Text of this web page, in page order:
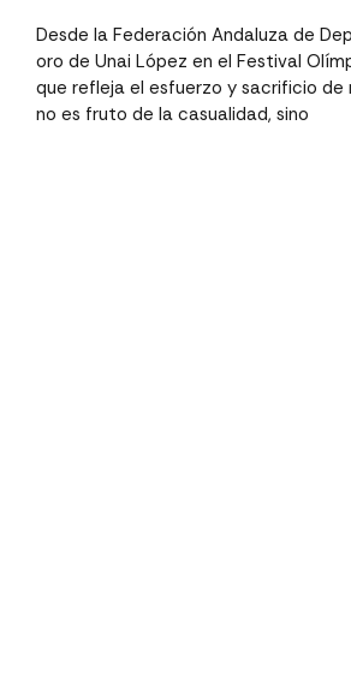
Desde la Federación Andaluza de
oro de Unai López en el Festival
que refleja el esfuerzo y sacrificio
no es fruto de la casualidad, sino